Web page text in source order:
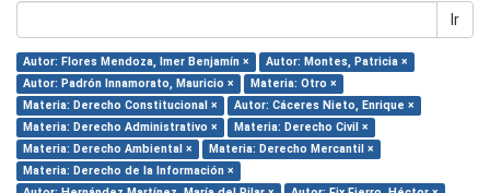
Ir
Autor: Flores Mendoza, Imer Benjamín ×
Autor: Montes, Patricia ×
Autor: Padrón Innamorato, Mauricio ×
Materia: Otro ×
Materia: Derecho Constitucional ×
Autor: Cáceres Nieto, Enrique ×
Materia: Derecho Administrativo ×
Materia: Derecho Civil ×
Materia: Derecho Ambiental ×
Materia: Derecho Mercantil ×
Materia: Derecho de la Información ×